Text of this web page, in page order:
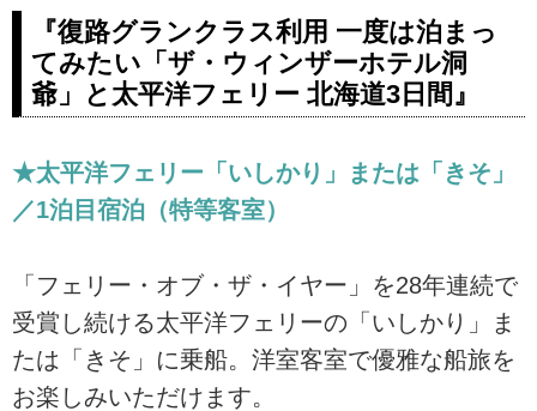
『復路グランクラス利用 一度は泊まっ
てみたい「ザ・ウィンザーホテル洞
爺」と太平洋フェリー 北海道3日間』
★太平洋フェリー「いしかり」または「きそ」
／1泊目宿泊（特等客室）
「フェリー・オブ・ザ・イヤー」を28年連続で
受賞し続ける太平洋フェリーの「いしかり」ま
たは「きそ」に乗船。洋室客室で優雅な船旅を
お楽しみいただけます。